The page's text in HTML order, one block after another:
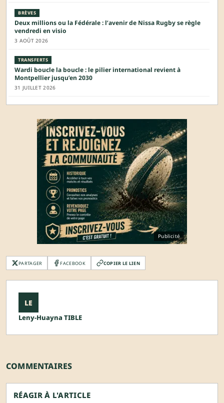
BRÈVES
Deux millions ou la Fédérale : l’avenir de Nissa Rugby se règle
vendredi en visio
3 AOÛT 2026
TRANSFERTS
Wardi boucle la boucle : le pilier international revient à
Montpellier jusqu’en 2030
31 JUILLET 2026
Publicité
PARTAGER FACEBOOK COPIER LE LIEN
LE
Leny-Huayna TIBLE
COMMENTAIRES
RÉAGIR À L'ARTICLE